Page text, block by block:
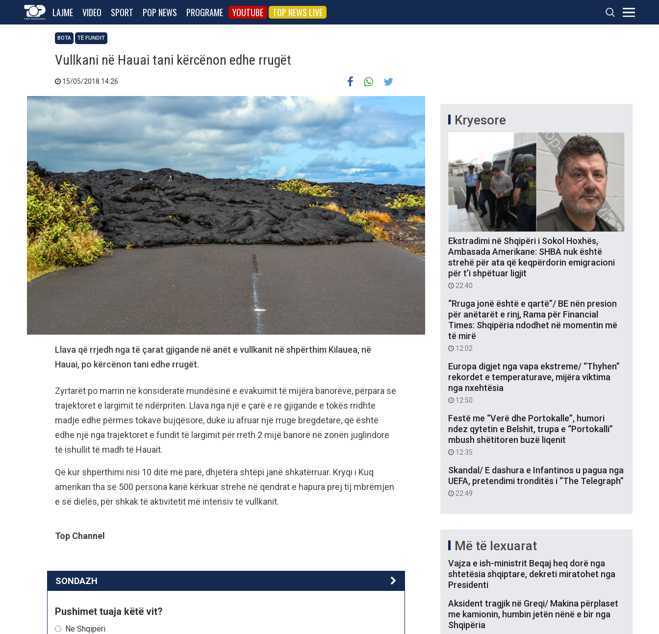
LAJME VIDEO SPORT POP NEWS PROGRAME YOUTUBE TOP NEWS LIVE
BOTA TË FUNDIT
Vullkani në Hauai tani kërcënon edhe rrugët
15/05/2018 14:26
Llava që rrjedh nga të çarat gjigande në anët e vullkanit në shpërthim Kilauea, në
Hauai, po kërcënon tani edhe rrugët.
Zyrtarët po marrin në konsideratë mundësinë e evakuimit të mijëra banorëve, përpara se
trajektoret e largimit të ndërpriten. Llava nga një e çarë e re gjigande e tokës rridhte
madje edhe përmes tokave bujqësore, duke iu afruar një rruge bregdetare, që është
edhe një nga trajektoret e fundit të largimit për rreth 2 mijë banorë në zonën juglindore
të ishullit të madh të Hauait.
Që kur shpërthimi nisi 10 ditë më parë, dhjetëra shtëpi janë shkatërruar. Kryqi i Kuq
amerikan tha se 500 persona kanë kërkuar strehë në qendrat e hapura prej tij mbrëmjen
e së dielës, për shkak të aktivitetit më intensiv të vullkanit.
Top Channel
SONDAZH
Pushimet tuaja këtë vit?
Në Shqipëri
Kryesore
Ekstradimi në Shqipëri i Sokol Hoxhës,
Ambasada Amerikane: SHBA nuk është
strehë për ata që keqpërdorin emigracioni
për t’i shpëtuar ligjit
22:40
“Rruga jonë është e qartë”/ BE nën presion
për anëtarët e rinj, Rama për Financial
Times: Shqipëria ndodhet në momentin më
të mirë
12:02
Europa digjet nga vapa ekstreme/ “Thyhen”
rekordet e temperaturave, mijëra viktima
nga nxehtësia
12:50
Festë me “Verë dhe Portokalle”, humori
ndez qytetin e Belshit, trupa e “Portokalli”
mbush shëtitoren buzë liqenit
12:35
Skandal/ E dashura e Infantinos u pagua nga
UEFA, pretendimi tronditës i “The Telegraph”
22:49
Më të lexuarat
Vajza e ish-ministrit Beqaj heq dorë nga
shtetësia shqiptare, dekreti miratohet nga
Presidenti
Aksident tragjik në Greqi/ Makina përplaset
me kamionin, humbin jetën nënë e bir nga
Shqipëria